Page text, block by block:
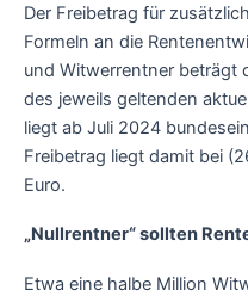
Der Freibetrag für
Formeln an die
und Witwerrentner beträgt
des jeweils geltenden
liegt ab Juli 2024
Freibetrag liegt damit bei
Euro.
„Nullrentner“ sollten
Etwa eine halbe Million